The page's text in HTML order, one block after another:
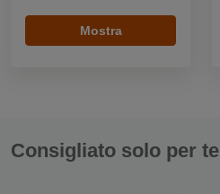
Mostra
Consigliato solo per te